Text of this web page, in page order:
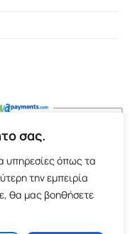
σας.
υπηρεσίες όπως τα
την εμπειρία
θα μας βοηθήσετε
Α.Α. Λιβάνη| All rights
- F: 2103617791
by